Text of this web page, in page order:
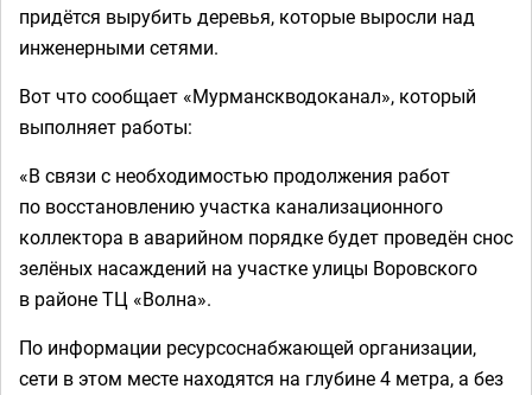
придётся вырубить деревья, которые выросли над
инженерными сетями.
Вот что сообщает «Мурманскводоканал», который
выполняет работы:
«В связи с необходимостью продолжения работ
по восстановлению участка канализационного
коллектора в аварийном порядке будет проведён снос
зелёных насаждений на участке улицы Воровского
в районе ТЦ «Волна».
По информации ресурсоснабжающей организации,
сети в этом месте находятся на глубине 4 метра, а без